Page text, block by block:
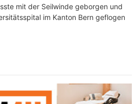
mit der Seilwinde geborgen und
im Kanton Bern geflogen